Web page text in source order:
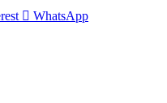
WhatsApp